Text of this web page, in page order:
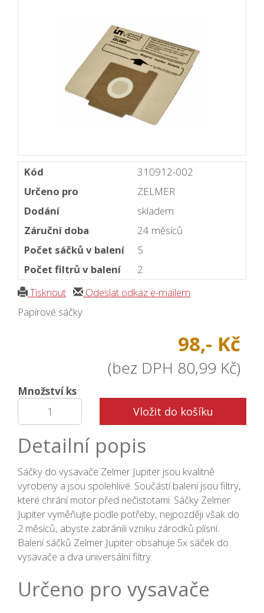
Kód
310912-002
Určeno pro
ZELMER
Dodání
skladem
Záruční doba
24 měsíců
Počet sáčků v balení
5
Počet filtrů v balení
2
Tisknout
Odeslat odkaz e-mailem
Papírové sáčky
98,- Kč
(bez DPH 80,99 Kč)
Množství ks
Vložit do košíku
Detailní popis
Sáčky do vysavače Zelmer Jupiter jsou kvalitně
vyrobeny a jsou spolehlivé. Součástí balení jsou filtry,
které chrání motor před nečistotami. Sáčky Zelmer
Jupiter vyměňujte podle potřeby, nejpozději však do
2 měsíců, abyste zabránili vzniku zárodků plísní.
Balení sáčků Zelmer Jupiter obsahuje 5x sáček do
vysavače a dva universální filtry.
Určeno pro vysavače